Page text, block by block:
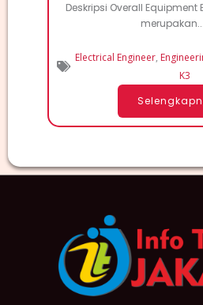
Deskripsi Overall Equipment
Electrical Engineer,
K3